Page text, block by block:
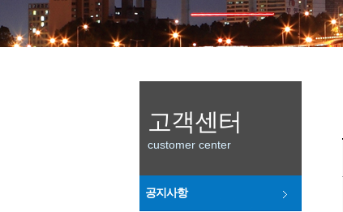
고객센터
customer center
공지사항